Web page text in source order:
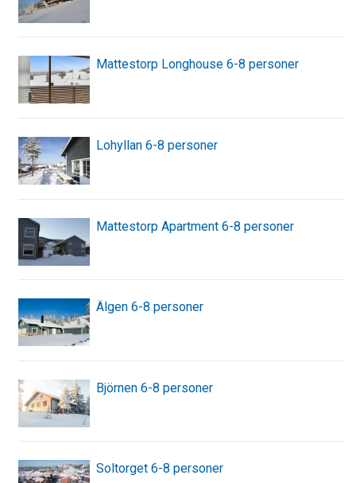
Mattestorp Longhouse 6-8 personer
Lohyllan 6-8 personer
Mattestorp Apartment 6-8 personer
Älgen 6-8 personer
Björnen 6-8 personer
Soltorget 6-8 personer